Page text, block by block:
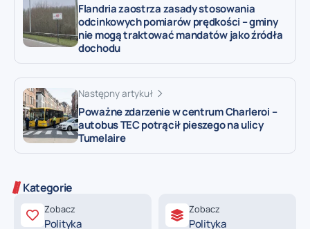
Flandria zaostrza zasady stosowania
odcinkowych pomiarów prędkości – gminy
nie mogą traktować mandatów jako źródła
dochodu
Następny artykuł
Poważne zdarzenie w centrum Charleroi –
autobus TEC potrącił pieszego na ulicy
Tumelaire
Kategorie
Zobacz
Polityka
Zobacz
Polityka